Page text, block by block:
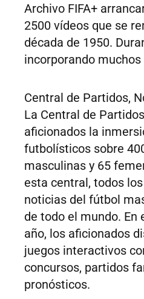
Archivo FIFA+
2500 vídeos que se
década de 1950.
incorporando muchos
Central de Partidos,
La Central de
aficionados la
futbolísticos sobre
masculinas y 65
esta central, todos
noticias del fútbol
de todo el mundo. En
año, los aficionados
juegos interactivos
concursos, partidos
pronósticos.